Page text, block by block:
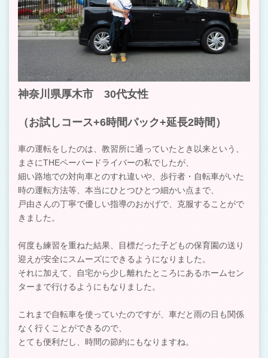
神奈川県厚木市 30代女性
（お試しコース+6時間パック+延長2時間）
車の運転をしたのは、教習所に通っていたとき以来という、
まさにTHEペーパードライバーの私でしたが、
細い路地での対向車とのすれ違いや、歩行者・自転車がいた
時の運転方法等、本当にひとつひとつ細かい点まで、
戸由さんの丁寧で優しい指導のおかげで、克服することがで
きました。
何度も練習を重ねた結果、目標だった子どもの保育園の送り
迎えが安全にスムーズにできるようになりました。
それに加えて、自宅から少し離れたところにあるホームセン
ターまで行けるようにもなりました。
これまで自転車を使っていたのですが、車だと雨の日も関係
なく行くことができるので、
とても便利だし、時間の節約にもなりますね。